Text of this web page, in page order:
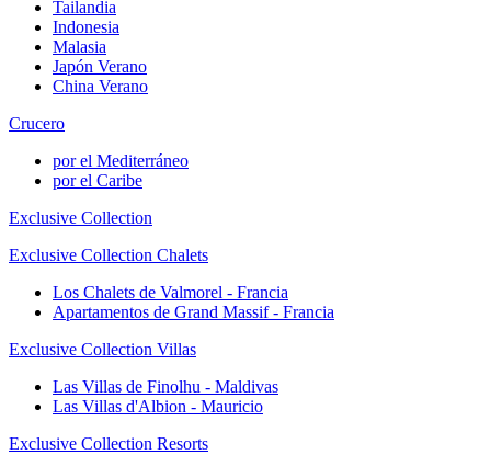
Tailandia
Indonesia
Malasia
Japón Verano
China Verano
Crucero
por el Mediterráneo
por el Caribe
Exclusive Collection
Exclusive Collection Chalets
Los Chalets de Valmorel - Francia
Apartamentos de Grand Massif - Francia
Exclusive Collection Villas
Las Villas de Finolhu - Maldivas
Las Villas d'Albion - Mauricio
Exclusive Collection Resorts